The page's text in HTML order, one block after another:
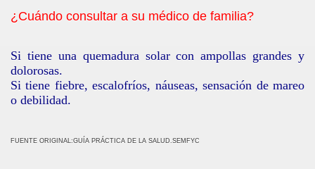
¿Cuándo consultar a su médico de familia?
Si tiene una quemadura solar con ampollas grandes y
dolorosas.
Si tiene fiebre, escalofríos, náuseas, sensación de mareo
o debilidad.
FUENTE ORIGINAL:GUÍA PRÁCTICA DE LA SALUD.SEMFYC